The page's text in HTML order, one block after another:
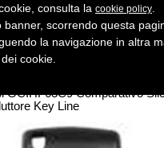
) > MULTIMARCHE
GCIHF63C9 Comparativo
Key Line
consulta la cookie policy
banner, scorrendo questa
la navigazione in altra
cookie.